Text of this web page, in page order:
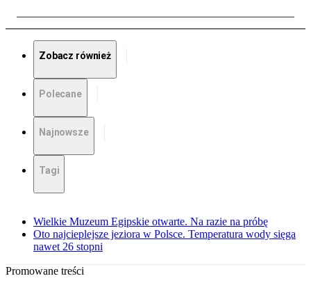
Zobacz również
Polecane
Najnowsze
Tagi
Wielkie Muzeum Egipskie otwarte. Na razie na próbę
Oto najcieplejsze jeziora w Polsce. Temperatura wody sięga
nawet 26 stopni
Promowane treści